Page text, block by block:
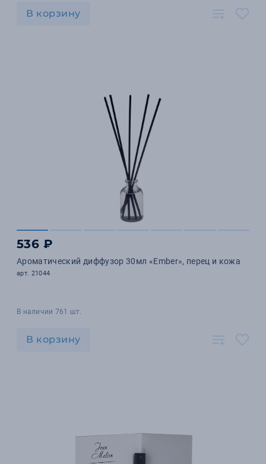
В корзину
536 ₽
Ароматический диффузор 30мл «Ember», перец и кожа
арт. 21044
В наличии 761 шт.
В корзину